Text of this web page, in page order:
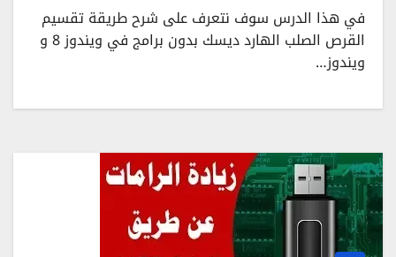
في هذا الدرس سوف نتعرف على شرح طريقة تقسيم
القرص الصلب الهارد ديسك بدون برامج في ويندوز 8 و
ويندوز…